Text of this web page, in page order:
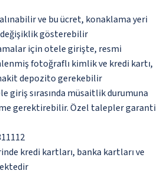
ve bu ücret, konaklama yeri
gösterebilir
için otele girişte, resmi
fotoğraflı kimlik ve kredi kartı,
depozito gerekebilir
giriş sırasında müsaitlik durumuna
gerektirebilir. Özel talepler garanti
kredi kartları, banka kartları ve